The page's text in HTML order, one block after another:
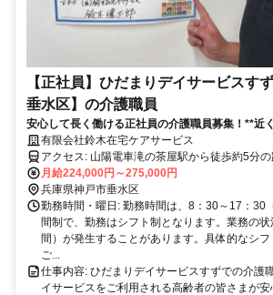
【正社員】ひだまりデイサービスす
垂水区】の介護職員
安心して長く働ける正社員の介護職員募集！**近
めませんか？ ひだまりデイサービスでは、サポー
す。あなたの新しいスタートをお待ちしています
ビスでは、地域に根ざしたサービスを提供してお
とができるので、通勤が楽でご家庭との両立もし
有限会社鈴木在宅ケアサービス
アクセス: 山陽電車滝の茶屋駅から徒歩約5分の距離に位置していま
す。お車での通勤も可能ですので、通勤に便利
す。
月給224,000円～275,000円
兵庫県神戸市垂水区
勤務時間・曜日: 勤務時間は、8：30～17：30
間制で、勤務はシフト制となります。業務の
間）が発生することがあります。具体的なシ
ご...
仕事内容: ひだまりデイサービスすずでの介護
イサービスをご利用される高齢者の皆さまが